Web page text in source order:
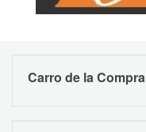
Carro de la Compra